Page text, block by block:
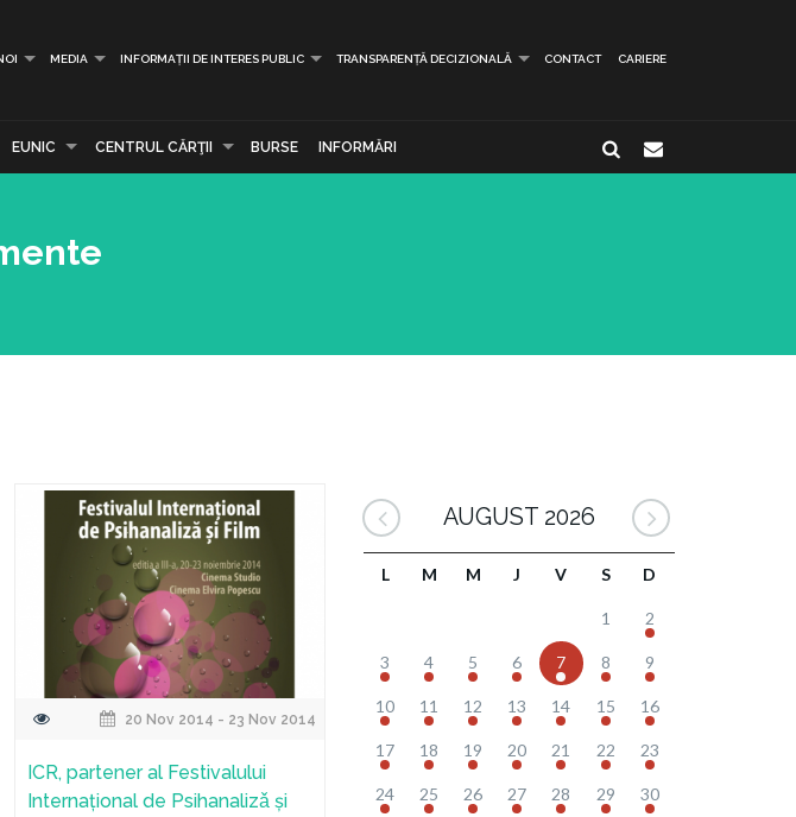
MEDIA INFORMAȚII DE INTERES PUBLIC TRANSPARENȚĂ DECIZIONALĂ CONTACT CARIERE
EUNIC CENTRUL CĂRŢII BURSE INFORMĂRI
20 Nov 2014 - 23 Nov 2014
ICR, partener al Festivalului
Internațional de Psihanalizǎ și
AUGUST 2026
L M M J V S D
1 2
3 4 5 6 7 8 9
10 11 12 13 14 15 16
17 18 19 20 21 22 23
24 25 26 27 28 29 30